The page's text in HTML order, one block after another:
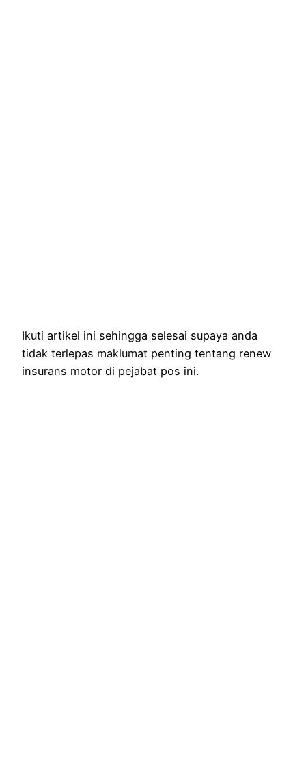
Ikuti artikel ini sehingga selesai supaya anda
tidak terlepas maklumat penting tentang renew
insurans motor di pejabat pos ini.